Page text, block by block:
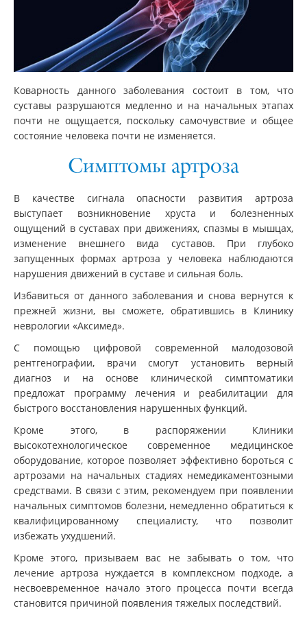
Коварность данного заболевания состоит в том, что
суставы разрушаются медленно и на начальных этапах
почти не ощущается, поскольку самочувствие и общее
состояние человека почти не изменяется.
Симптомы артроза
В качестве сигнала опасности развития артроза
выступает возникновение хруста и болезненных
ощущений в суставах при движениях, спазмы в мышцах,
изменение внешнего вида суставов. При глубоко
запущенных формах артроза у человека наблюдаются
нарушения движений в суставе и сильная боль.
Избавиться от данного заболевания и снова вернутся к
прежней жизни, вы сможете, обратившись в Клинику
неврологии «Аксимед».
С помощью цифровой современной малодозовой
рентгенографии, врачи смогут установить верный
диагноз и на основе клинической симптоматики
предложат программу лечения и реабилитации для
быстрого восстановления нарушенных функций.
Кроме этого, в распоряжении Клиники
высокотехнологическое современное медицинское
оборудование, которое позволяет эффективно бороться с
артрозами на начальных стадиях немедикаментозными
средствами. В связи с этим, рекомендуем при появлении
начальных симптомов болезни, немедленно обратиться к
квалифицированному специалисту, что позволит
избежать ухудшений.
Кроме этого, призываем вас не забывать о том, что
лечение артроза нуждается в комплексном подходе, а
несвоевременное начало этого процесса почти всегда
становится причиной появления тяжелых последствий.